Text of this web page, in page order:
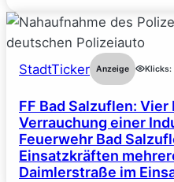
StadtTicker Anzeige Klicks:
FF Bad Salzuflen:
Verrauchung einer
Feuerwehr Bad
Einsatzkräften
Daimlerstraße im